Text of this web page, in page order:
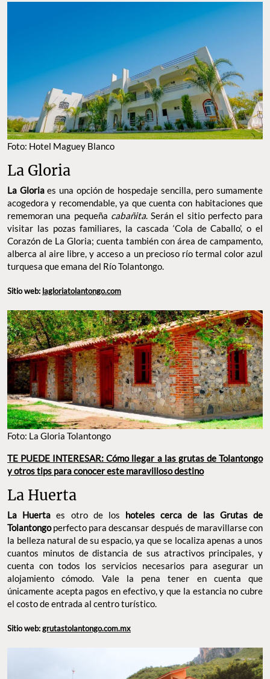
Foto: Hotel Maguey Blanco
La Gloria
La Gloriaes una opción de hospedaje sencilla, pero sumamente
acogedora y recomendable, ya que cuenta con habitaciones que
rememoran una pequeña cabañita. Serán el sitio perfecto para
visitar las pozas familiares, la cascada ‘Cola de Caballo’, o el
Corazón de La Gloria; cuenta también con área de campamento,
alberca al aire libre, y acceso a un precioso río termal color azul
turquesa que emana del Río Tolantongo.
Sitio web: lagloriatolantongo.com
Foto: La Gloria Tolantongo
TE PUEDE INTERESAR: Cómo llegar a las grutas de Tolantongo
y otros tips para conocer este maravilloso destino
La Huerta
La Huertaes otro de los hoteles cerca de las Grutas de
Tolantongoperfecto para descansar después de maravillarse con
la belleza natural de su espacio, ya que se localiza apenas a unos
cuantos minutos de distancia de sus atractivos principales, y
cuenta con todos los servicios necesarios para asegurar un
alojamiento cómodo. Vale la pena tener en cuenta que
únicamente acepta pagos en efectivo, y que la estancia no cubre
el costo de entrada al centro turístico.
Sitio web:grutastolantongo.com.mx